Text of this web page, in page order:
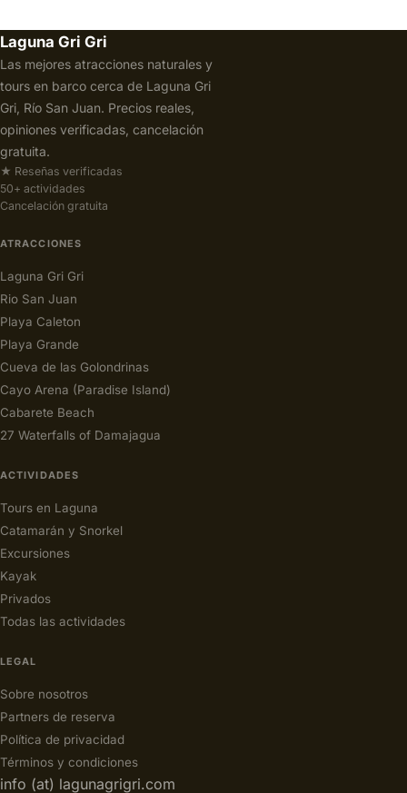
Laguna Gri Gri
Las mejores atracciones naturales y
tours en barco cerca de Laguna Gri
Gri, Río San Juan. Precios reales,
opiniones verificadas, cancelación
gratuita.
★ Reseñas verificadas
50+ actividades
Cancelación gratuita
ATRACCIONES
Laguna Gri Gri
Rio San Juan
Playa Caleton
Playa Grande
Cueva de las Golondrinas
Cayo Arena (Paradise Island)
Cabarete Beach
27 Waterfalls of Damajagua
ACTIVIDADES
Tours en Laguna
Catamarán y Snorkel
Excursiones
Kayak
Privados
Todas las actividades
LEGAL
Sobre nosotros
Partners de reserva
Política de privacidad
Términos y condiciones
info (at) lagunagrigri.com